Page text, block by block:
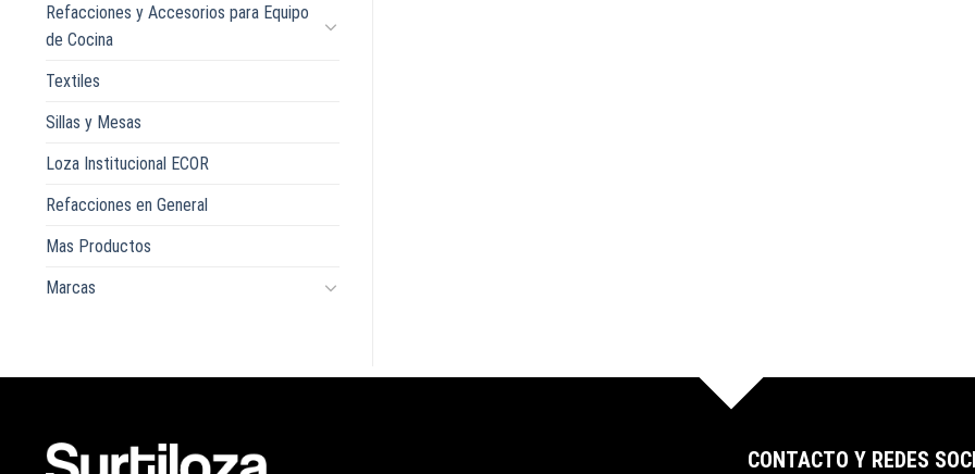
Refacciones y Accesorios para Equipo
de Cocina
Textiles
Sillas y Mesas
Loza Institucional ECOR
Refacciones en General
Mas Productos
Marcas
CONTACTO Y REDES